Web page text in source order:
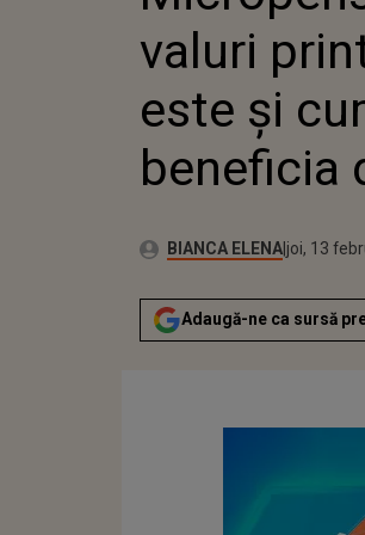
valuri
este și
beneficia
Autor:BIANCA ELENAPublicat:
joi, 13
Actualizat:
joi, 13
Adaugă-ne ca sursă